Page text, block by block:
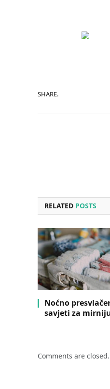
SHARE.
RELATED POSTS
Noćno
savjeti za
Comments are closed.